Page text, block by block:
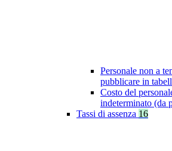
Personale non a
pubblicare in
Costo del
indeterminato (da
Tassi di assenza 16